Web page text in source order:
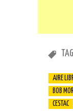
AIRE
BOB
CESTAC